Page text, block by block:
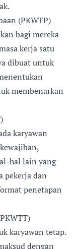
(PKWTP)
bagi mereka
kerja satu
dibuat untuk
membenarkan
karyawan
hal lain yang
pekerja dan
penetapan
karyawan tetap.
dengan